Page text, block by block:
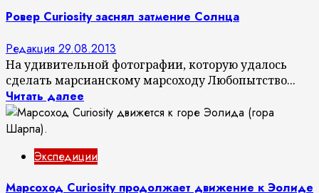
Ровер Curiosity заснял затмение Солнца
Редакция 29.08.2013
На удивительной фотографии, которую удалось
сделать марсианскому марсоходу Любопытство...
Читать далее
Экспедиции
Марсоход Curiosity продолжает движение к Эолиде